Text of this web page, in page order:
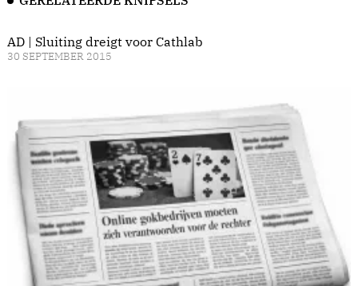
AD | Sluiting dreigt voor Cathlab
30 SEPTEMBER 2015